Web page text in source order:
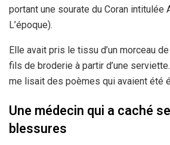
portant une sourate du Coran intitulée
L’époque).
Elle avait pris le tissu d’un morceau
fils de broderie à partir d’une
me lisait des poèmes qui avaient été
Une médecin qui a caché
blessures